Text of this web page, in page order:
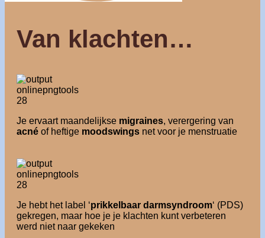
Van klachten…
Je ervaart maandelijkse migraines, verergering van
acné of heftige moodswings net voor je menstruatie
Je hebt het label ‘prikkelbaar darmsyndroom‘ (PDS)
gekregen, maar hoe je je klachten kunt verbeteren
werd niet naar gekeken